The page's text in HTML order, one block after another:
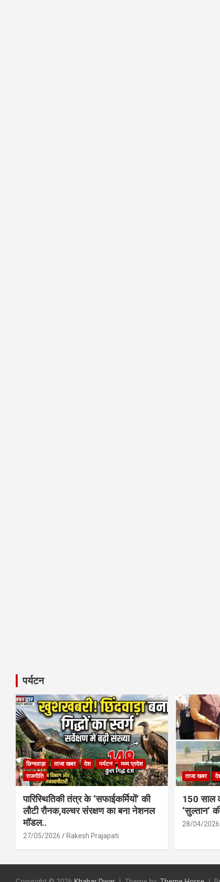
पर्यटन
छिन्दवाड़ा ताजा खबर देश पर्यटन
मध्य प्रदेश
राजनीति
पारिस्थितिकी तंत्र के ‘सफाईकर्मियों’ की
लौटी रौनक,वल्चर संरक्षण का बना नेशनल
मॉडल..
27/05/2026 Rakesh Prajapati
ताजा खबर
150 साल
‘सुल्तान’
28/04/2026